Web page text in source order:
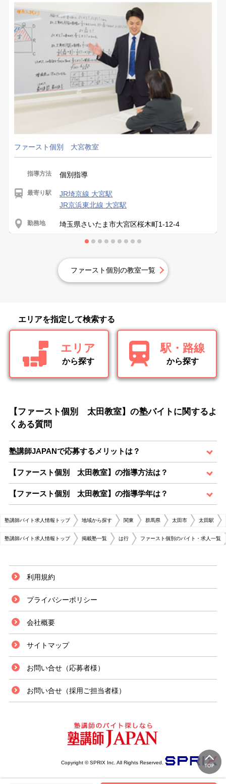
ファースト個別 大宮教室
指導方法 個別指導
最寄り駅
JR埼京線 大宮駅
JR京浜東北線 大宮駅
勤務地 埼玉県さいたま市大宮区桜木町1-12-4
ファースト個別の教室一覧
エリアを指定して検索する
エリア
から探す
駅・路線
から探す
【ファースト個別 太田教室】の塾バイトに関するよ
くある質問
塾講師JAPANで応募するメリットは？
【ファースト個別 太田教室】の指導方法は？
【ファースト個別 太田教室】の指導学年は？
塾講師バイト求人情報トップ 地域から探す 関東 群馬県 太田市 太田駅
塾講師バイト求人情報トップ 掲載塾一覧 は行 ファースト個別のバイト・求人一覧
利用規約
プライバシーポリシー
会社概要
サイトマップ
お問い合せ（応募者様）
お問い合せ（採用ご担当者様）
Copyright © SPRIX Inc. All Rights Reserved.